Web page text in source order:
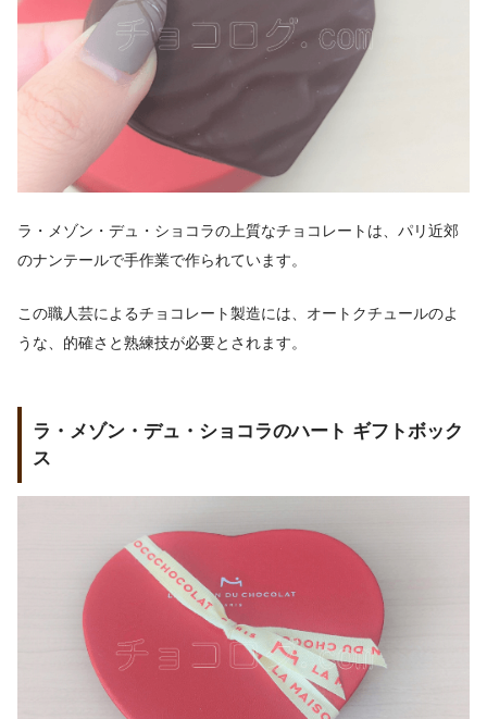
ラ・メゾン・デュ・ショコラの上質なチョコレートは、パリ近郊
のナンテールで手作業で作られています。
この職人芸によるチョコレート製造には、オートクチュールのよ
うな、的確さと熟練技が必要とされます。
ラ・メゾン・デュ・ショコラのハート ギフトボック
ス